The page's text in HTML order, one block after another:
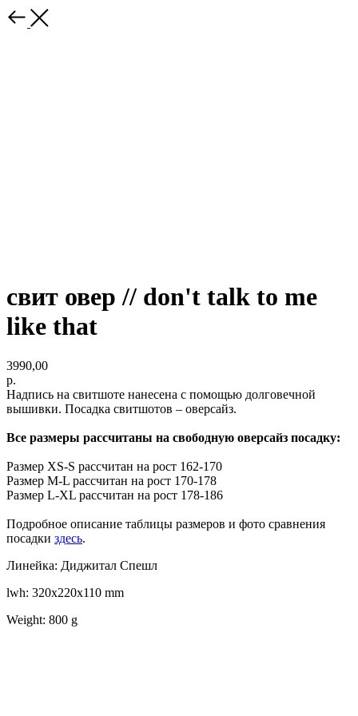
свит овер // don't talk to me
like that
3990,00
р.
Надпись на свитшоте нанесена с помощью долговечной
вышивки. Посадка свитшотов – оверсайз.
Все размеры рассчитаны на свободную оверсайз посадку:
Размер XS-S рассчитан на рост 162-170
Размер M-L рассчитан на рост 170-178
Размер L-XL рассчитан на рост 178-186
Подробное описание таблицы размеров и фото сравнения
посадки здесь.
Линейка: Диджитал Спешл
lwh: 320x220x110 mm
Weight: 800 g